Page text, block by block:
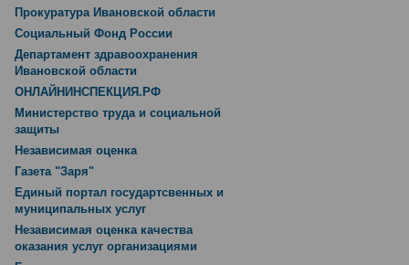
Прокуратура Ивановской области
Социальный Фонд России
Департамент здравоохранения
Ивановской области
ОНЛАЙНИНСПЕКЦИЯ.РФ
Министерство труда и социальной
защиты
Независимая оценка
Газета "Заря"
Единый портал государтсвенных и
муниципальных услуг
Независимая оценка качества
оказания услуг организациями